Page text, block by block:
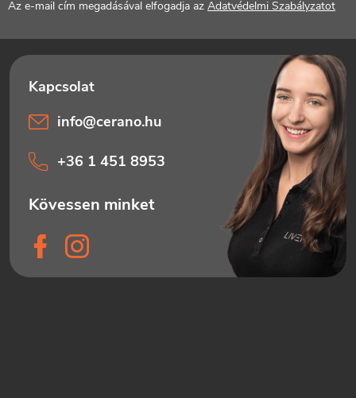
Az e-mail cím megadásával elfogadja az Adatvédelmi Szabályzatot
info@cerano.hu
+36 1 451 8953